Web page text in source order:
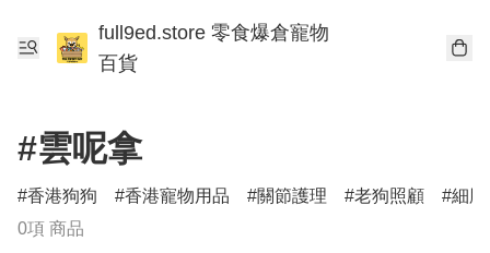
full9ed.store 零食爆倉寵物
百貨
#雲呢拿
香港狗狗 香港寵物用品 關節護理 老狗照顧
細
0項 商品